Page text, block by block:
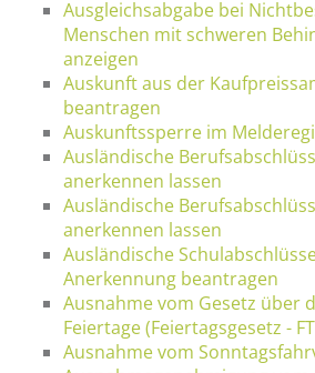
Ausgleichsabgabe bei
Menschen mit schweren
anzeigen
Auskunft aus der
beantragen
Auskunftssperre im
Ausländische
anerkennen lassen
Ausländische
anerkennen lassen
Ausländische
Anerkennung beantragen
Ausnahme vom Gesetz über
Feiertage (Feiertagsgesetz -
Ausnahme vom